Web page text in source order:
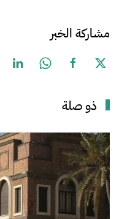
مشاركة الخبر
ذو صلة